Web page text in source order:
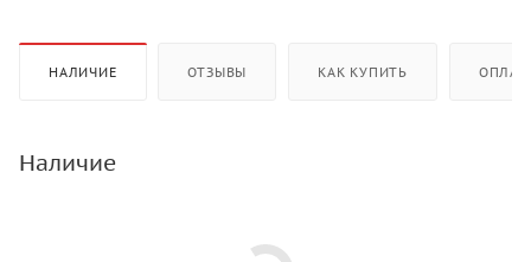
НАЛИЧИЕ ОТЗЫВЫ КАК КУПИТЬ
Наличие